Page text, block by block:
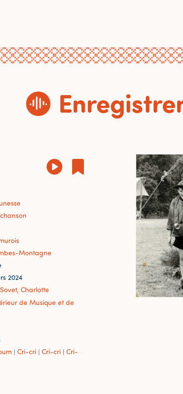
chanson
Montagne
2024
Sovet, Charlotte
de Musique et de
| Cri-cri | Cri-cri | Cri-